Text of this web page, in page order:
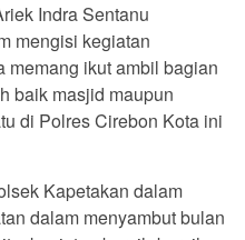
Indra Sentanu
mengisi kegiatan
memang ikut ambil bagian
baik masjid maupun
di Polres Cirebon Kota ini
Kapetakan dalam
dalam menyambut bulan